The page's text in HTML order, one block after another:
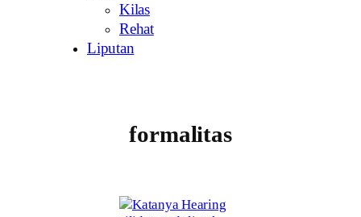
Kilas
Rehat
Liputan
formalitas